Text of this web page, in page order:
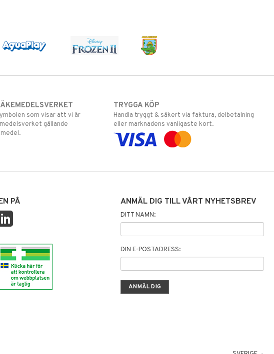
som visar att vi är
gällande
TRYGGA KÖP
Handla tryggt & säkert via faktura, delbetalning
eller marknadens vanligaste kort.
PÅ ANMÄL DIG TILL VÅRT NYHETSBREV
DITT NAMN:
DIN E-POSTADRESS: